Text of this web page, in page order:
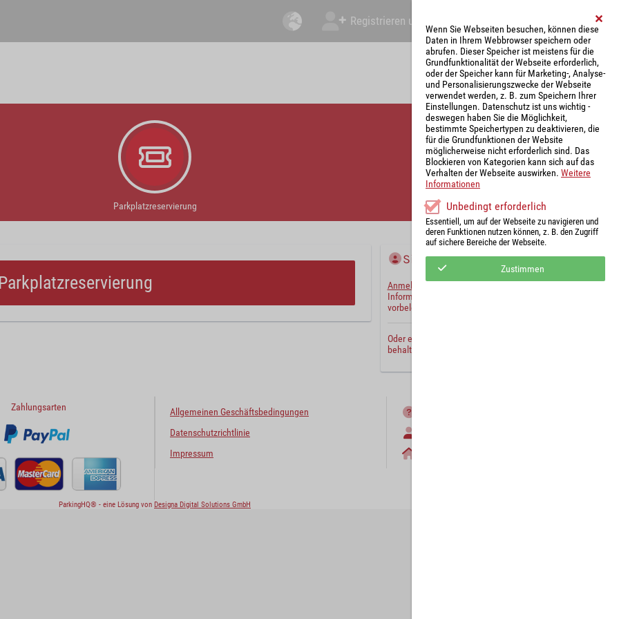
Registrieren und Angebot abgeben Mein Account
Parkplatzreservierung
Sie haben bereits ein Konto?
Anmelden
Informationen mit Ihren Standardwerten
vorbelegen.
Oder erstellen Sie ein
behalten Sie Ihre Einstellungen für später.
Zahlungsarten
Allgemeinen Geschäftsbedingungen
Datenschutzrichtlinie
Impressum
ParkingHQ® - eine Lösung von Designa Digital Solutions GmbH
Wenn Sie Webseiten besuchen, können diese
Daten in Ihrem Webbrowser speichern oder
abrufen. Dieser Speicher ist meistens für die
Grundfunktionalität der Webseite erforderlich,
oder der Speicher kann für Marketing-, Analyse-
und Personalisierungszwecke der Webseite
verwendet werden, z. B. zum Speichern Ihrer
Einstellungen. Datenschutz ist uns wichtig -
deswegen haben Sie die Möglichkeit,
bestimmte Speichertypen zu deaktivieren, die
für die Grundfunktionen der Website
möglicherweise nicht erforderlich sind. Das
Blockieren von Kategorien kann sich auf das
Verhalten der Webseite auswirken. Weitere
Informationen
Unbedingt erforderlich
Essentiell, um auf der Webseite zu navigieren und
deren Funktionen nutzen können, z. B. den Zugriff
auf sichere Bereiche der Webseite.
Zustimmen